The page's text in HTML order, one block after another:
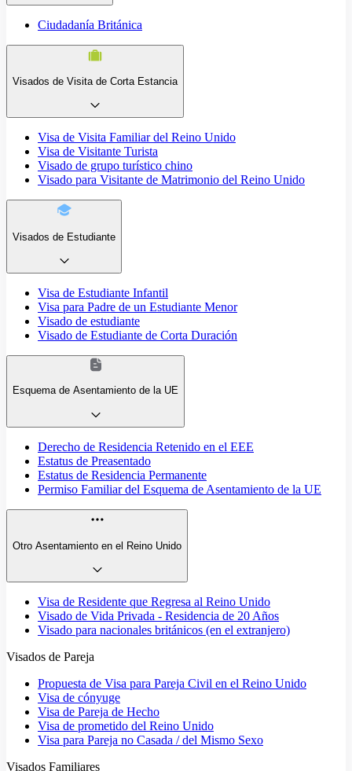
Ciudadanía Británica
Visados de Visita de Corta Estancia
Visa de Visita Familiar del Reino Unido
Visa de Visitante Turista
Visado de grupo turístico chino
Visado para Visitante de Matrimonio del Reino Unido
Visados de Estudiante
Visa de Estudiante Infantil
Visa para Padre de un Estudiante Menor
Visado de estudiante
Visado de Estudiante de Corta Duración
Esquema de Asentamiento de la UE
Derecho de Residencia Retenido en el EEE
Estatus de Preasentado
Estatus de Residencia Permanente
Permiso Familiar del Esquema de Asentamiento de la UE
Otro Asentamiento en el Reino Unido
Visa de Residente que Regresa al Reino Unido
Visado de Vida Privada - Residencia de 20 Años
Visado para nacionales británicos (en el extranjero)
Visados de Pareja
Propuesta de Visa para Pareja Civil en el Reino Unido
Visa de cónyuge
Visa de Pareja de Hecho
Visa de prometido del Reino Unido
Visa para Pareja no Casada / del Mismo Sexo
Visados Familiares